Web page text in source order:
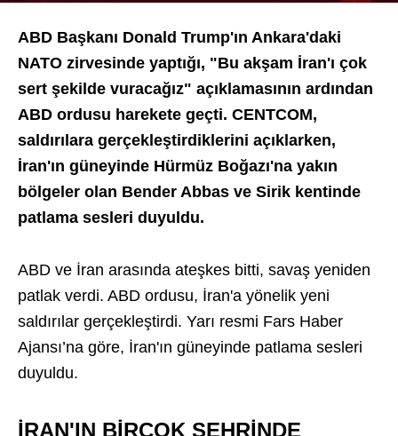
ABD Başkanı Donald Trump'ın Ankara'daki
NATO zirvesinde yaptığı, "Bu akşam İran'ı çok
sert şekilde vuracağız" açıklamasının ardından
ABD ordusu harekete geçti. CENTCOM,
saldırılara gerçekleştirdiklerini açıklarken,
İran'ın güneyinde Hürmüz Boğazı'na yakın
bölgeler olan Bender Abbas ve Sirik kentinde
patlama sesleri duyuldu.
ABD ve İran arasında ateşkes bitti, savaş yeniden
patlak verdi. ABD ordusu, İran'a yönelik yeni
saldırılar gerçekleştirdi. Yarı resmi Fars Haber
Ajansı’na göre, İran'ın güneyinde patlama sesleri
duyuldu.
İRAN'IN BİRÇOK ŞEHRİNDE